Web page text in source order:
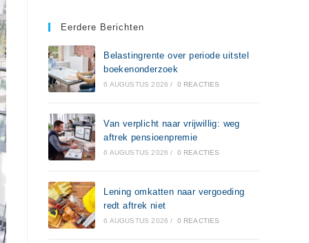
Eerdere Berichten
Belastingrente over periode uitstel
boekenonderzoek
6 AUGUSTUS 2026 / 0 REACTIES
Van verplicht naar vrijwillig: weg
aftrek pensioenpremie
6 AUGUSTUS 2026 / 0 REACTIES
Lening omkatten naar vergoeding
redt aftrek niet
6 AUGUSTUS 2026 / 0 REACTIES